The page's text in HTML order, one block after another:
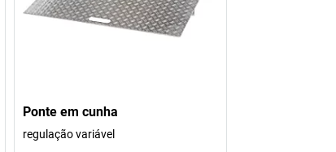
Ponte em cunha
regulação variável